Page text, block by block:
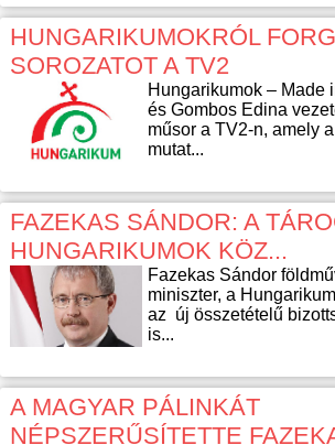
HUNGARIKUMOKRÓL
SOROZATOT A TV2
Hungarikumok – Made
és Gombos Edina
műsor a TV2-n, amely
mutat...
FAZEKAS SÁNDOR: A
HUNGARIKUMOK KÖZ...
Fazekas Sándor
miniszter, a
az új összetételű
is...
A MAGYAR PÁLINKÁT
NÉPSZERŰSÍTETTE